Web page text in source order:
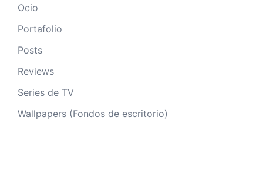
Ocio
Portafolio
Posts
Reviews
Series de TV
Wallpapers (Fondos de escritorio)